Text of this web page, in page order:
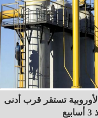
تستقر قرب أدنى